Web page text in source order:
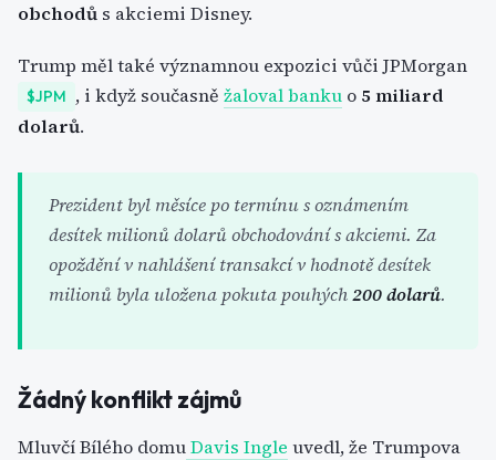
obchodů s akciemi Disney.
Trump měl také významnou expozici vůči JPMorgan
$JPM , i když současně žaloval banku o 5 miliard
dolarů.
Prezident byl měsíce po termínu s oznámením
desítek milionů dolarů obchodování s akciemi. Za
opoždění v nahlášení transakcí v hodnotě desítek
milionů byla uložena pokuta pouhých200 dolarů.
Žádný konflikt zájmů
Mluvčí Bílého domuDavis Ingle uvedl, že Trumpova